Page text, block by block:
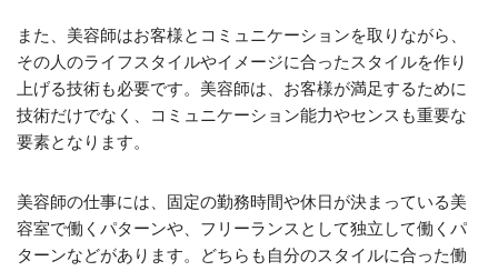
また、美容師はお客様とコミュニケーションを取りながら、
その人のライフスタイルやイメージに合ったスタイルを作り
上げる技術も必要です。美容師は、お客様が満足するために
技術だけでなく、コミュニケーション能力やセンスも重要な
要素となります。
美容師の仕事には、固定の勤務時間や休日が決まっている美
容室で働くパターンや、フリーランスとして独立して働くパ
ターンなどがあります。どちらも自分のスタイルに合った働